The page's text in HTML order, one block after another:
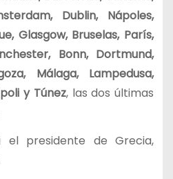
Dublin, Nápoles,
Glasgow, Bruselas, París,
Bonn, Dortmund,
Málaga, Lampedusa,
y Túnez, las dos últimas
el presidente de Grecia,